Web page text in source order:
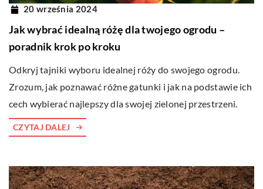
20 września 2024
Jak wybrać idealną różę dla twojego ogrodu –
poradnik krok po kroku
Odkryj tajniki wyboru idealnej róży do swojego ogrodu.
Zrozum, jak poznawać różne gatunki i jak na podstawie ich
cech wybierać najlepszy dla swojej zielonej przestrzeni.
CZYTAJ DALEJ